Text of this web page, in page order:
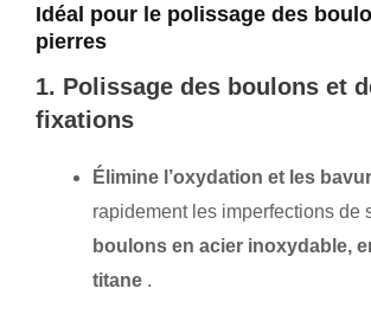
Idéal pour le polissage des
pierres
1. Polissage des boulons et
fixations
Élimine l’oxydation et les
rapidement les imperfections de
boulons en acier inoxydable,
titane .